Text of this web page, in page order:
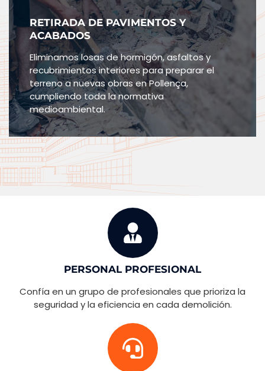
RETIRADA DE PAVIMENTOS Y
ACABADOS
Eliminamos losas de hormigón, asfaltos y
recubrimientos interiores para preparar el
terreno a nuevas obras en Pollença,
cumpliendo toda la normativa
medioambiental.
PERSONAL PROFESIONAL
Confía en un grupo de profesionales que prioriza la
seguridad y la eficiencia en cada demolición.